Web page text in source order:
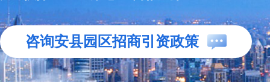
咨询安县园区招商引资政策